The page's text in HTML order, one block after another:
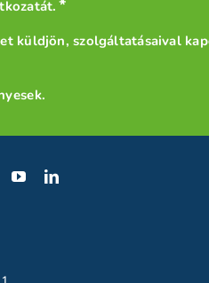
. *
küldjön, szolgáltatásaival